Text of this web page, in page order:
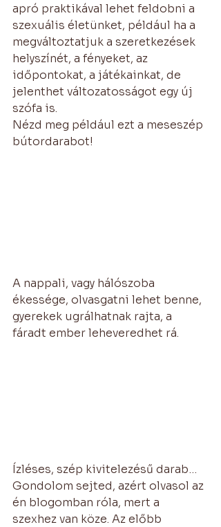
apró praktikával lehet feldobni a
szexuális életünket, például ha a
megváltoztatjuk a szeretkezések
helyszínét, a fényeket, az
időpontokat, a játékainkat, de
jelenthet változatosságot egy új
szófa is.
Nézd meg például ezt a meseszép
bútordarabot!
A nappali, vagy hálószoba
ékessége, olvasgatni lehet benne,
gyerekek ugrálhatnak rajta, a
fáradt ember leheveredhet rá.
Ízléses, szép kivitelezésű darab…
Gondolom sejted, azért olvasol az
én blogomban róla, mert a
szexhez van köze. Az előbb